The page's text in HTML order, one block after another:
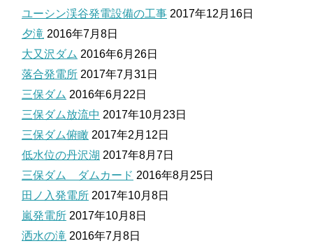
ユーシン渓谷発電設備の工事 2017年12月16日
夕滝 2016年7月8日
大又沢ダム 2016年6月26日
落合発電所 2017年7月31日
三保ダム 2016年6月22日
三保ダム放流中 2017年10月23日
三保ダム俯瞰 2017年2月12日
低水位の丹沢湖 2017年8月7日
三保ダム ダムカード 2016年8月25日
田ノ入発電所 2017年10月8日
嵐発電所 2017年10月8日
洒水の滝 2016年7月8日